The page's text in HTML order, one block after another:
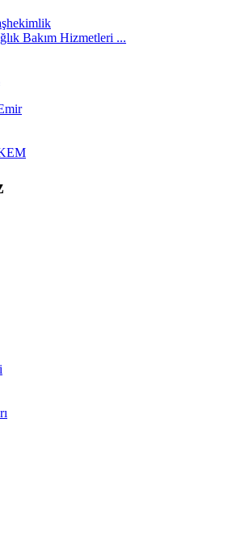
Bakım Hizmetleri ...